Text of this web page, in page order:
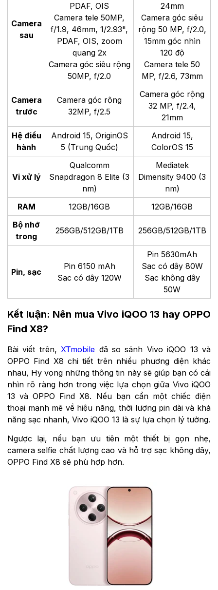
Camera
sau
PDAF, OIS
Camera tele 50MP,
f/1.9, 46mm, 1/2.93",
PDAF, OIS, zoom
quang 2x
Camera góc siêu rộng
50MP, f/2.0
24mm
Camera góc siêu
rộng 50 MP, f/2.0,
15mm góc nhìn
120 độ
Camera tele 50
MP, f/2.6, 73mm
Camera
trước
Camera góc rộng
32MP, f/2.5
Camera góc rộng
32 MP, f/2.4,
21mm
Hệ điều
hành
Android 15, OriginOS
5 (Trung Quốc)
Android 15,
ColorOS 15
Vi xử lý
Qualcomm
Snapdragon 8 Elite (3
nm)
Mediatek
Dimensity 9400 (3
nm)
RAM
12GB/16GB
12GB/16GB
Bộ nhớ
trong
256GB/512GB/1TB 256GB/512GB/1TB
Pin, sạc
Pin 6150 mAh
Sạc có dây 120W
Pin 5630mAh
Sạc có dây 80W
Sạc không dây
50W
Kết luận: Nên mua Vivo iQOO 13 hay OPPO
Find X8?
Bài viết trên, XTmobile đã so sánh Vivo iQOO 13 và
OPPO Find X8 chi tiết trên nhiều phương diện khác
nhau, Hy vọng những thông tin này sẽ giúp bạn có cái
nhìn rõ ràng hơn trong việc lựa chọn giữa Vivo iQOO
13 và OPPO Find X8. Nếu bạn cần một chiếc điện
thoại mạnh mẽ về hiệu năng, thời lượng pin dài và khả
năng sạc nhanh, Vivo iQOO 13 là sự lựa chọn lý tưởng.
Ngược lại, nếu bạn ưu tiên một thiết bị gọn nhẹ,
camera selfie chất lượng cao và hỗ trợ sạc không dây,
OPPO Find X8 sẽ phù hợp hơn.